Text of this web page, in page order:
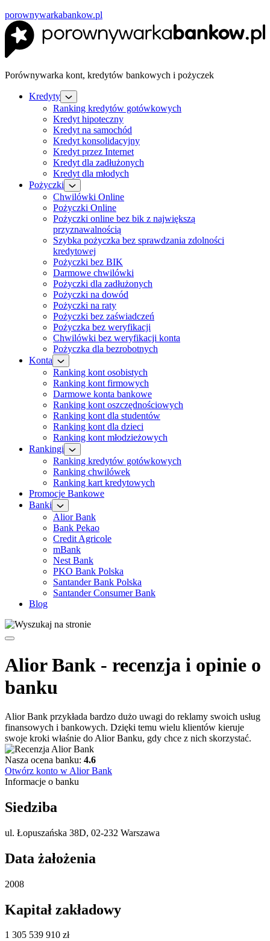
porownywarkabankow.pl
Porównywarka kont, kredytów bankowych i pożyczek
Kredyty
Ranking kredytów gotówkowych
Kredyt hipoteczny
Kredyt na samochód
Kredyt konsolidacyjny
Kredyt przez Internet
Kredyt dla zadłużonych
Kredyt dla młodych
Pożyczki
Chwilówki Online
Pożyczki Online
Pożyczki online bez bik z największą
przyznawalnością
Szybka pożyczka bez sprawdzania zdolności
kredytowej
Pożyczki bez BIK
Darmowe chwilówki
Pożyczki dla zadłużonych
Pożyczki na dowód
Pożyczki na raty
Pożyczki bez zaświadczeń
Pożyczka bez weryfikacji
Chwilówki bez weryfikacji konta
Pożyczka dla bezrobotnych
Konta
Ranking kont osobistych
Ranking kont firmowych
Darmowe konta bankowe
Ranking kont oszczędnościowych
Ranking kont dla studentów
Ranking kont dla dzieci
Ranking kont młodzieżowych
Rankingi
Ranking kredytów gotówkowych
Ranking chwilówek
Ranking kart kredytowych
Promocje Bankowe
Banki
Alior Bank
Bank Pekao
Credit Agricole
mBank
Nest Bank
PKO Bank Polska
Santander Bank Polska
Santander Consumer Bank
Blog
Alior Bank - recenzja i opinie o
banku
Alior Bank przykłada bardzo dużo uwagi do reklamy swoich usług
finansowych i bankowych. Dzięki temu wielu klientów kieruje
swoje kroki właśnie do Alior Banku, gdy chce z nich skorzystać.
Nasza ocena banku: 4.6
Otwórz konto w Alior Bank
Informacje o banku
Siedziba
ul. Łopuszańska 38D, 02-232 Warszawa
Data żałożenia
2008
Kapitał zakładowy
1 305 539 910 zł